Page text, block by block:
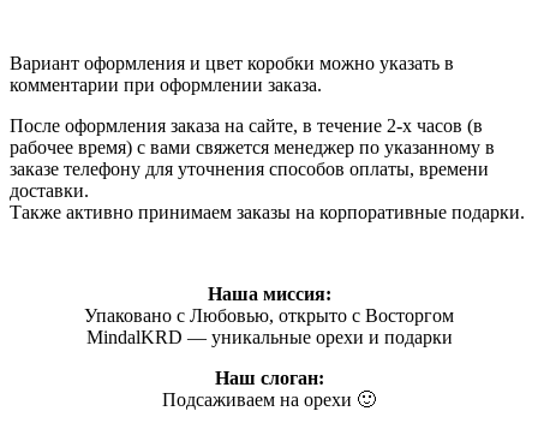
Вариант оформления и цвет коробки можно указать в
комментарии при оформлении заказа.
После оформления заказа на сайте, в течение 2-х часов (в
рабочее время) с вами свяжется менеджер по указанному в
заказе телефону для уточнения способов оплаты, времени
доставки.
Также активно принимаем заказы на корпоративные подарки.
Наша миссия:
Упаковано с Любовью, открыто с Восторгом
MindalKRD — уникальные орехи и подарки
Наш слоган:
Подсаживаем на орехи 🙂